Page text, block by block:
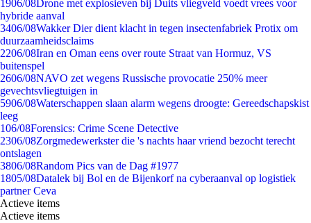
1906/08Drone met explosieven bij Duits vliegveld voedt vrees voor
hybride aanval
3406/08Wakker Dier dient klacht in tegen insectenfabriek Protix om
duurzaamheidsclaims
2206/08Iran en Oman eens over route Straat van Hormuz, VS
buitenspel
2606/08NAVO zet wegens Russische provocatie 250% meer
gevechtsvliegtuigen in
5906/08Waterschappen slaan alarm wegens droogte: Gereedschapskist
leeg
106/08Forensics: Crime Scene Detective
2306/08Zorgmedewerkster die 's nachts haar vriend bezocht terecht
ontslagen
3806/08Random Pics van de Dag #1977
1805/08Datalek bij Bol en de Bijenkorf na cyberaanval op logistiek
partner Ceva
Actieve items
Actieve items